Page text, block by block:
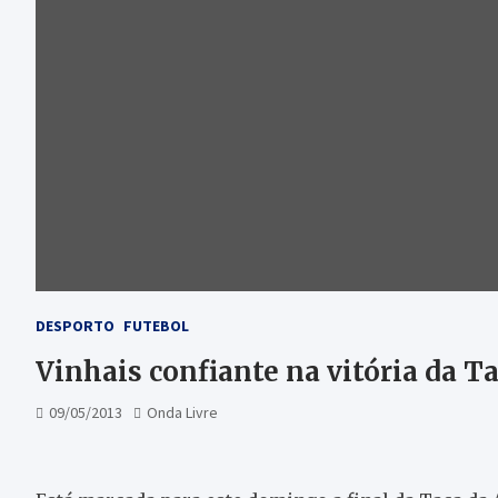
DESPORTO FUTEBOL
Vinhais confiante na vitória da
09/05/2013 Onda Livre